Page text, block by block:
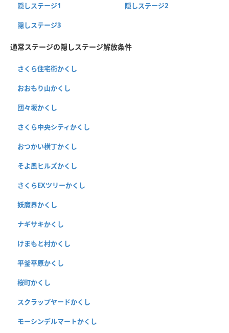
隠しステージ1 隠しステージ2
隠しステージ3
通常ステージの隠しステージ解放条件
さくら住宅街かくし
おおもり山かくし
団々坂かくし
さくら中央シティかくし
おつかい横丁かくし
そよ風ヒルズかくし
さくらEXツリーかくし
妖魔界かくし
ナギサキかくし
けまもと村かくし
平釜平原かくし
桜町かくし
スクラップヤードかくし
モーシンデルマートかくし